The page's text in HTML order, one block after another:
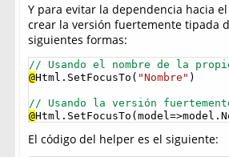
Y para evitar la dependencia hacia
crear la versión fuertemente tipada
siguientes formas:
// Usando el nombre de la
@Html.SetFocusTo( "Nombre" )
// Usando la versión
@
El código del helper es el siguiente: